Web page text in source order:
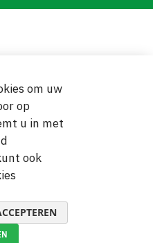
om uw
op
u in met
ook